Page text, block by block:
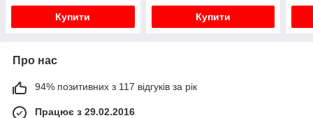
Купити Купити
Про нас
94% позитивних з 117 відгуків за рік
Працює з 29.02.2016